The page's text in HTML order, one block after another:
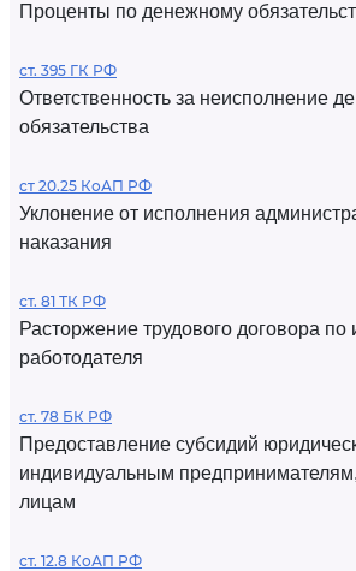
Проценты по денежному
ст. 395 ГК РФ
Ответственность за неисполнение
обязательства
ст 20.25 КоАП РФ
Уклонение от исполнения
наказания
ст. 81 ТК РФ
Расторжение трудового договора по
работодателя
ст. 78 БК РФ
Предоставление субсидий
индивидуальным
лицам
ст. 12.8 КоАП РФ